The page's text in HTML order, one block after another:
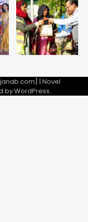
शिकंजे में आया हत्या का
| Novel
byWordPress.